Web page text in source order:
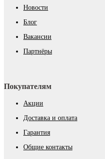
Новости
Блог
Вакансии
Партнёры
Покупателям
Акции
Доставка и оплата
Гарантия
Общие контакты